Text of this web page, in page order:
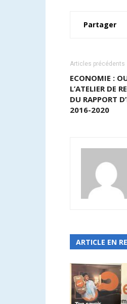
Partager
Articles précédents
ECONOMIE :
L’ATELIER DE
DU RAPPORT
2016-2020
ARTICLE EN